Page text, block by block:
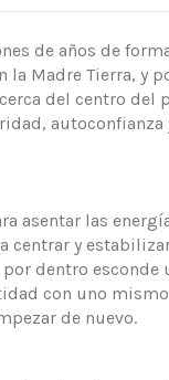
de años de
Madre Tierra, y
del centro
asentar las
y
dentro
con uno
de nuevo.